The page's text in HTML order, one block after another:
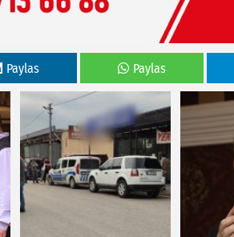
Paylas Paylas